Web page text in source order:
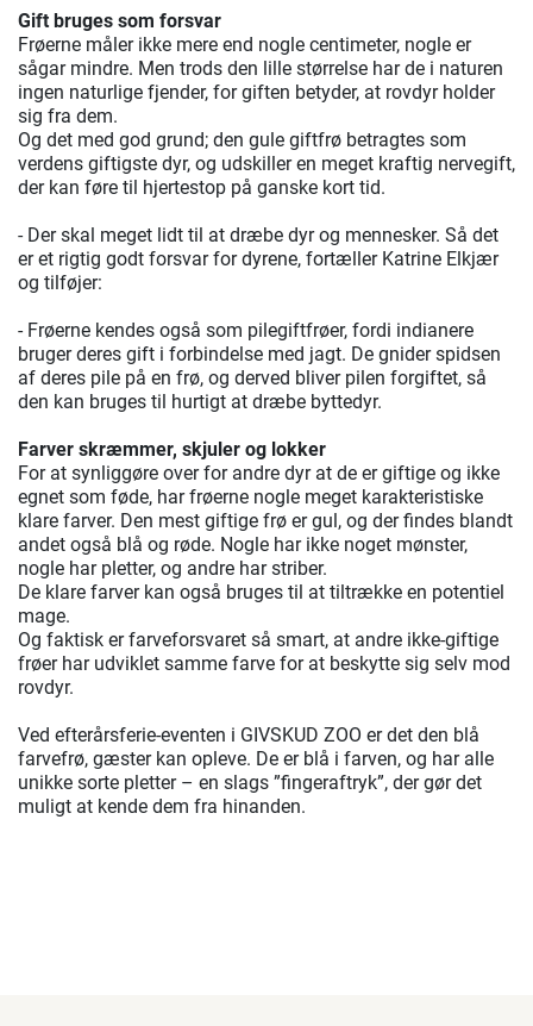
Gift bruges som forsvar
Frøerne måler ikke mere end nogle centimeter, nogle er
sågar mindre. Men trods den lille størrelse har de i naturen
ingen naturlige fjender, for giften betyder, at rovdyr holder
sig fra dem.
Og det med god grund; den gule giftfrø betragtes som
verdens giftigste dyr, og udskiller en meget kraftig nervegift,
der kan føre til hjertestop på ganske kort tid.
- Der skal meget lidt til at dræbe dyr og mennesker. Så det
er et rigtig godt forsvar for dyrene, fortæller Katrine Elkjær
og tilføjer:
- Frøerne kendes også som pilegiftfrøer, fordi indianere
bruger deres gift i forbindelse med jagt. De gnider spidsen
af deres pile på en frø, og derved bliver pilen forgiftet, så
den kan bruges til hurtigt at dræbe byttedyr.
Farver skræmmer, skjuler og lokker
For at synliggøre over for andre dyr at de er giftige og ikke
egnet som føde, har frøerne nogle meget karakteristiske
klare farver. Den mest giftige frø er gul, og der findes blandt
andet også blå og røde. Nogle har ikke noget mønster,
nogle har pletter, og andre har striber.
De klare farver kan også bruges til at tiltrække en potentiel
mage.
Og faktisk er farveforsvaret så smart, at andre ikke-giftige
frøer har udviklet samme farve for at beskytte sig selv mod
rovdyr.
Ved efterårsferie-eventen i GIVSKUD ZOO er det den blå
farvefrø, gæster kan opleve. De er blå i farven, og har alle
unikke sorte pletter – en slags ”fingeraftryk”, der gør det
muligt at kende dem fra hinanden.